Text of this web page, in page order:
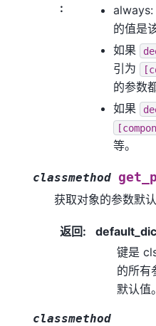
:
always:
的值是
如果
引为
的参数
如果
等。
classmethod
获取对象的参数默认
返回:
键是
的所有
默认值。
classmethod